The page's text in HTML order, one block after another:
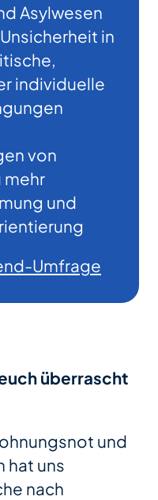
Asylwesen
in
individuelle
von
mehr
und
Umfrage
überrascht
und
hat uns
nach